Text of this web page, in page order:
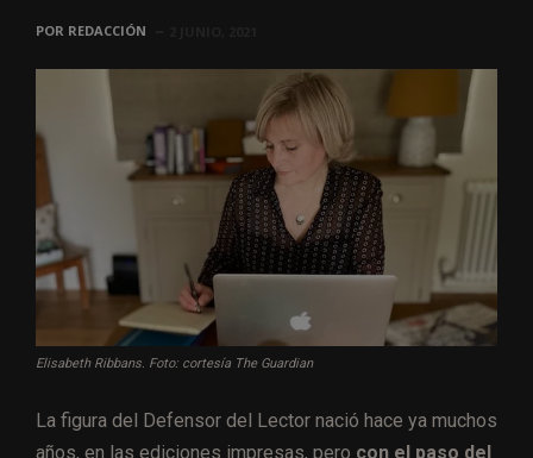
POR REDACCIÓN
Elisabeth Ribbans. Foto: cortesía The Guardian
La figura del Defensor del Lector nació hace ya muchos
años, en las ediciones impresas, pero con el paso del